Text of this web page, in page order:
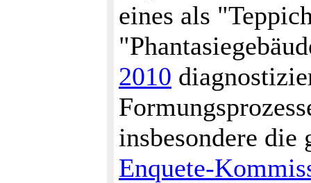
eines als
2010
insbesondere die
Enquete-